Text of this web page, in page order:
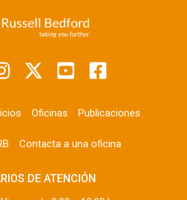
Oficinas Publicaciones
Contacta a una oficina
DE ATENCIÓN